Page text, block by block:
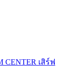
CENTER เสิร์ฟ